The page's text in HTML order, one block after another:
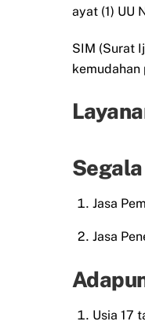
ayat (1) UU
SIM (Surat
Jasa
Jasa
Usia 17